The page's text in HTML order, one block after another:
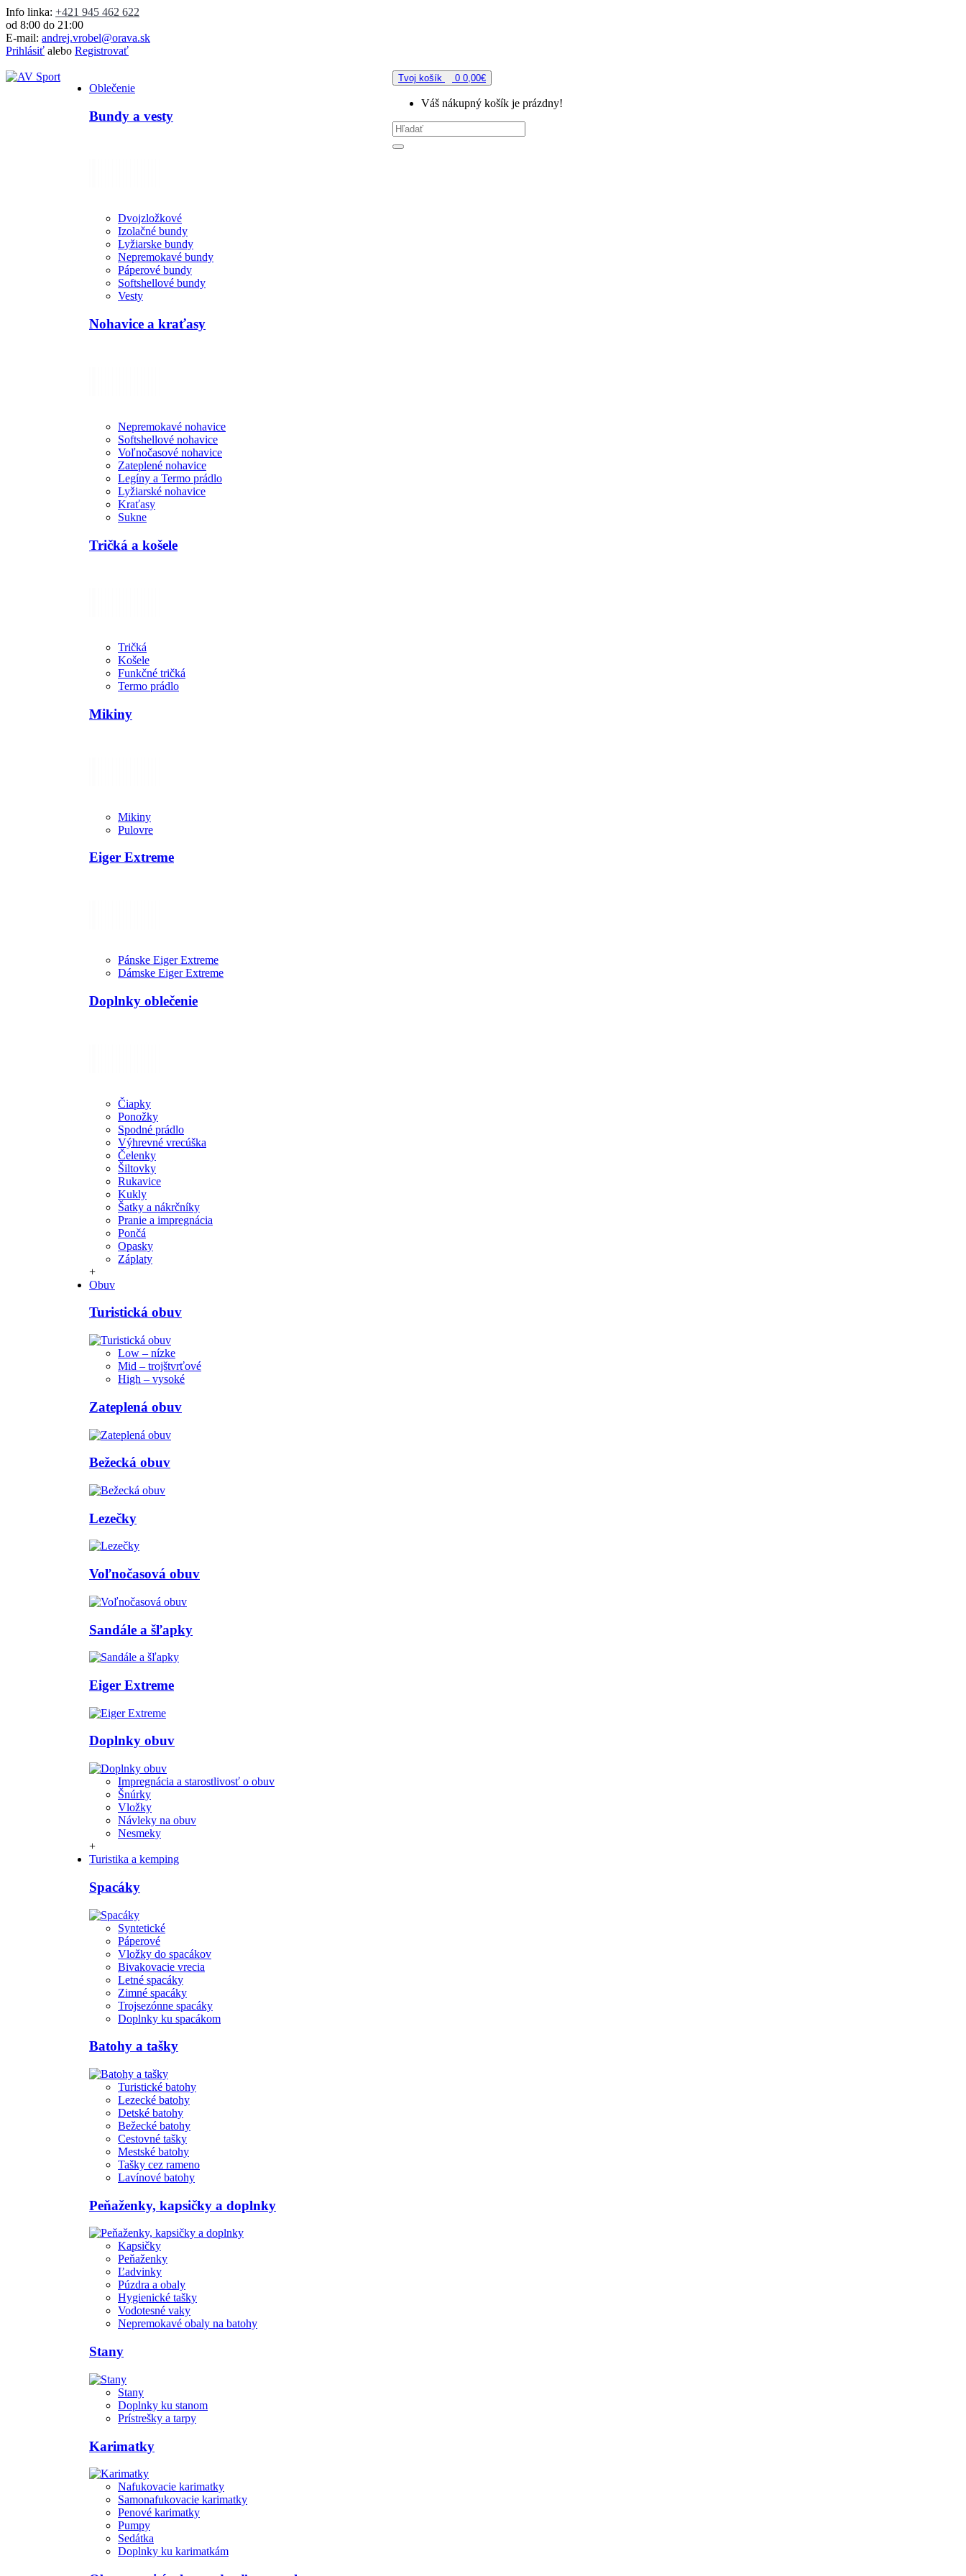
Info linka: +421 945 462 622
od 8:00 do 21:00
E-mail: andrej.vrobel@orava.sk
Prihlásiť alebo Registrovať
Oblečenie
Bundy a vesty
Dvojzložkové
Izolačné bundy
Lyžiarske bundy
Nepremokavé bundy
Páperové bundy
Softshellové bundy
Vesty
Nohavice a kraťasy
Nepremokavé nohavice
Softshellové nohavice
Voľnočasové nohavice
Zateplené nohavice
Legíny a Termo prádlo
Lyžiarské nohavice
Kraťasy
Sukne
Tričká a košele
Tričká
Košele
Funkčné tričká
Termo prádlo
Mikiny
Mikiny
Pulovre
Eiger Extreme
Pánske Eiger Extreme
Dámske Eiger Extreme
Doplnky oblečenie
Čiapky
Ponožky
Spodné prádlo
Výhrevné vrecúška
Čelenky
Šiltovky
Rukavice
Kukly
Šatky a nákrčníky
Pranie a impregnácia
Pončá
Opasky
Záplaty
+
Obuv
Turistická obuv
Low – nízke
Mid – trojštvrťové
High – vysoké
Zateplená obuv
Bežecká obuv
Lezečky
Voľnočasová obuv
Sandále a šľapky
Eiger Extreme
Doplnky obuv
Impregnácia a starostlivosť o obuv
Šnúrky
Vložky
Návleky na obuv
Nesmeky
+
Turistika a kemping
Spacáky
Syntetické
Páperové
Vložky do spacákov
Bivakovacie vrecia
Letné spacáky
Zimné spacáky
Trojsezónne spacáky
Doplnky ku spacákom
Batohy a tašky
Turistické batohy
Lezecké batohy
Detské batohy
Bežecké batohy
Cestovné tašky
Mestské batohy
Tašky cez rameno
Lavínové batohy
Peňaženky, kapsičky a doplnky
Kapsičky
Peňaženky
Ľadvinky
Púzdra a obaly
Hygienické tašky
Vodotesné vaky
Nepremokavé obaly na batohy
Stany
Stany
Doplnky ku stanom
Prístrešky a tarpy
Karimatky
Nafukovacie karimatky
Samonafukovacie karimatky
Penové karimatky
Pumpy
Sedátka
Doplnky ku karimatkám
Tvoj košík 0 0,00€
Váš nákupný košík je prázdny!